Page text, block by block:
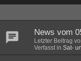
News vom
Letzter Beitrag
Verfasst in Sat-